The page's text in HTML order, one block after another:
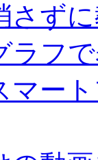
さず
ラフ
マー